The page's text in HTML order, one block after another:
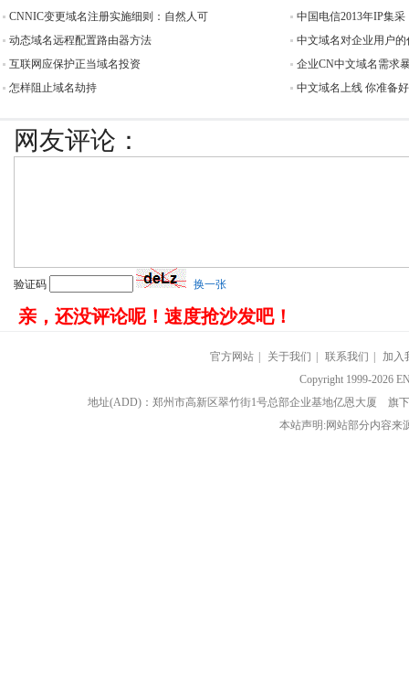
CNNIC变更域名注册实施细则：自然人可
动态域名远程配置路由器方法
互联网应保护正当域名投资
怎样阻止域名劫持
中国电信2013年IP集采
中文域名对企业用户的
企业CN中文域名需求
中文域名上线 你准备
网友评论：
验证码 换一张
亲，还没评论呢！速度抢沙发吧！
官方网站 关于我们 联系我们
加入
Copyright 1999-2026
地址(ADD)：郑州市高新区翠竹街1号总部企业基地亿恩大厦 旗
本站声明:网站部分内容来